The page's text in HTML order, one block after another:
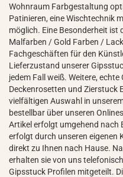
Wohnraum Farbgestaltung
Patinieren, eine Wischtechnik
möglich. Eine Besonderheit ist
Malfarben / Gold Farben /
Fachgeschäften für den
Lieferzustand unserer
jedem Fall weiß. Weitere,
Deckenrosetten und Zierstuck
vielfältigen Auswahl in
bestellbar über unseren
Artikel erfolgt umgehend nach
erfolgt durch unseren eigenen
direkt zu Ihnen nach Hause.
erhalten sie von uns
Gipsstuck Profilen mitgeteilt.